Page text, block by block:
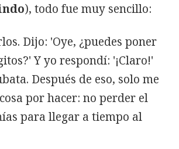
), todo fue muy sencillo:
Dijo: 'Oye, ¿puedes poner
Y yo respondí: '¡Claro!'
Después de eso, solo me
por hacer: no perder el
para llegar a tiempo al